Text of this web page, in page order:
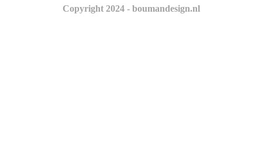
Copyright 2024 - boumandesign.nl